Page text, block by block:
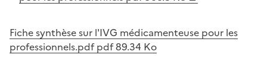
Fiche synthèse sur l'IVG médicamenteuse pour les
professionnels.pdf pdf 89.34 Ko